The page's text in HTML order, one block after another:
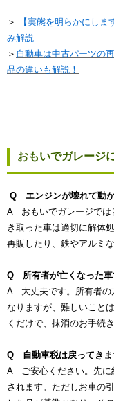
＞
【実態を明らかにし
み解説
＞ 自動車は中古パーツの
品の違いも解説！
おもいでガレージ
Q エンジンが壊れて動
A おもいでガレージでは
き取った車は適切に解体
再販したり、鉄やアルミ
Q 所有者が亡くなった車
A 大丈夫です。所有者の
なりますが、難しいこと
くだけで、抹消のお手続
Q 自動車税は戻ってきま
A ご安心ください。先に
されます。ただしお車の